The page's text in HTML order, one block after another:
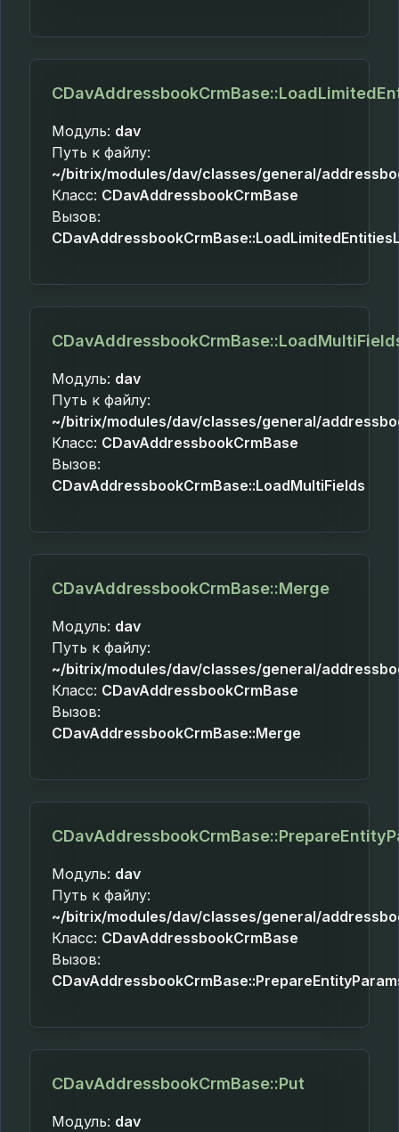
Модуль: dav
Путь к файлу:
~/bitrix/modules/dav/classes/general/
Класс: CDavAddressbookCrmBase
Вызов:
Модуль: dav
Путь к файлу:
~/bitrix/modules/dav/classes/general/
Класс: CDavAddressbookCrmBase
Вызов:
CDavAddressbookCrmBase::LoadMultiFields
CDavAddressbookCrmBase::Merge
Модуль: dav
Путь к файлу:
~/bitrix/modules/dav/classes/general/
Класс: CDavAddressbookCrmBase
Вызов:
CDavAddressbookCrmBase::Merge
Модуль: dav
Путь к файлу:
~/bitrix/modules/dav/classes/general/
Класс: CDavAddressbookCrmBase
Вызов:
CDavAddressbookCrmBase::Put
Модуль: dav